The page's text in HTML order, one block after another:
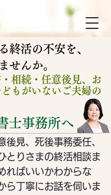
終活の不安を、
せんか。
相続・任意後見、お
もがいないご夫婦の
士事務所へ
後見、死後事務委任、
とりさまの終活相談ま
ればいいかわからな
ら​丁寧にお話を伺いま